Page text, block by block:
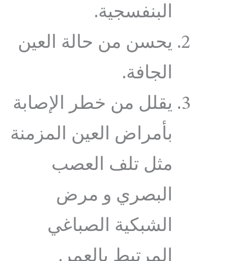
البنفسجية.
يحسن من حالة العين
الجافة.
يقلل من خطر الإصابة
بأمراض العين المزمنة
مثل تلف العصب
البصري و مرض
الشبكية الصباغي
المرتبط بالعمر.